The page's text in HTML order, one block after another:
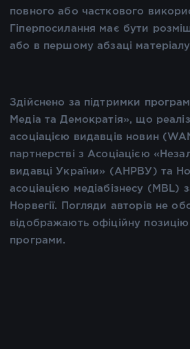
повного або часткового
Гіперпосилання має бути
або в першому абзаці
Здійснено за підтримки
Медіа та Демократія», що
асоціацією видавців новин
партнерстві з Асоціацією
видавці України» (АНРВУ) та
асоціацією медіабізнесу (MBL)
Норвегії. Погляди авторів не
відображають офіційну позицію
програми.